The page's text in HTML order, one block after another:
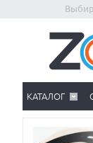
КАТАЛОГ